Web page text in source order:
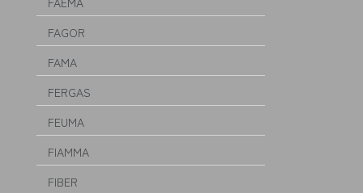
FAGOR
FAMA
FERGAS
FEUMA
FIAMMA
FIBER